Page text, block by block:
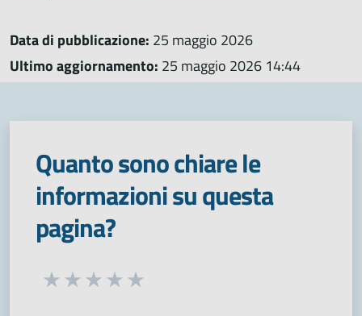
Data di pubblicazione: 25 maggio 2026
Ultimo aggiornamento: 25 maggio 2026 14:44
Quanto sono chiare le
informazioni su questa
pagina?
Seleziona una valutazione da 1 a 5 stelle